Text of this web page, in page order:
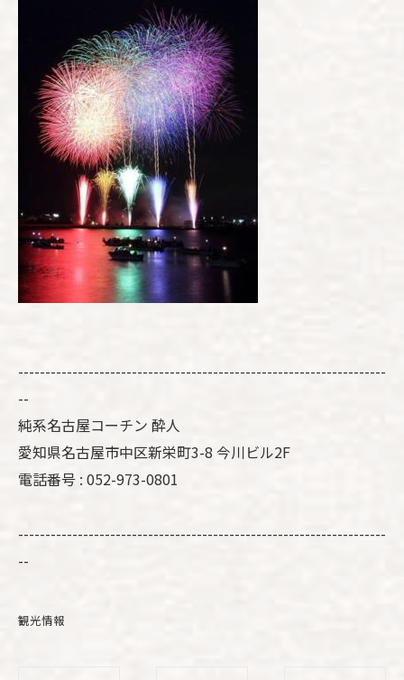
--------------------------------------------------------------------
--
純系名古屋コーチン 酔人
愛知県名古屋市中区新栄町3-8 今川ビル2F
電話番号 : 052-973-0801
--------------------------------------------------------------------
--
観光情報